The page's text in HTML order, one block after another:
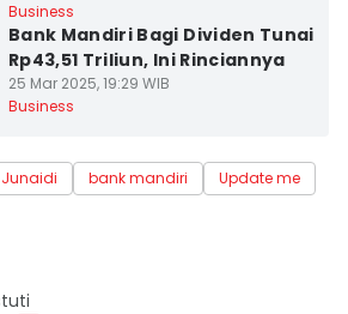
Business
Bank Mandiri Bagi Dividen Tunai
Rp43,51 Triliun, Ini Rinciannya
25 Mar 2025, 19:29 WIB
Business
bank mandiri
Update me